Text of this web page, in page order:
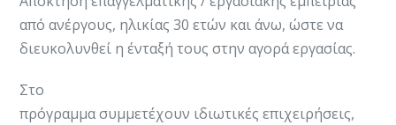
από ανέργους, ηλικίας 30 ετών και άνω, ώστε να
διευκολυνθεί η ένταξή τους στην αγορά εργασίας.
Στο
πρόγραμμα συμμετέχουν ιδιωτικές επιχειρήσεις,